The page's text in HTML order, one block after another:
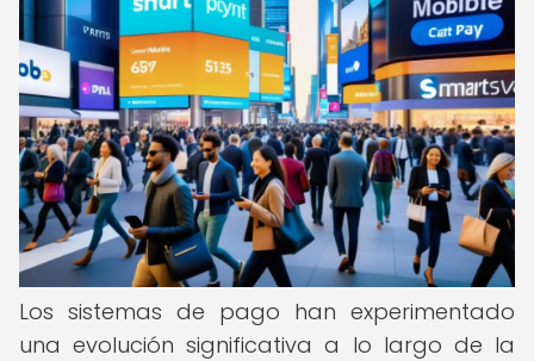
Los sistemas de pago han experimentado
una evolución significativa a lo largo de la